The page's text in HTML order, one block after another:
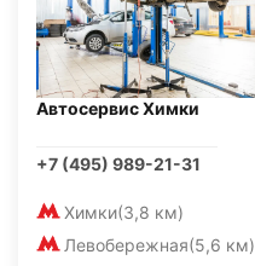
Автосервис Химки
+7 (495) 989-21-31
Химки(3,8 км)
Левобережная(5,6 км)